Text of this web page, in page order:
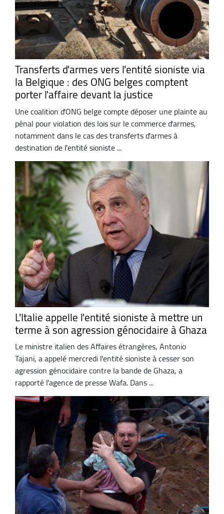
Transferts d'armes vers l'entité sioniste via
la Belgique : des ONG belges comptent
porter l'affaire devant la justice
Une coalition d'ONG belge compte déposer une plainte au
pénal pour violation des lois sur le commerce d'armes,
notamment dans le cas des transferts d'armes à
destination de l'entité sioniste ...
L'Italie appelle l'entité sioniste à mettre un
terme à son agression génocidaire à Ghaza
Le ministre italien des Affaires étrangères, Antonio
Tajani, a appelé mercredi l'entité sioniste à cesser son
agression génocidaire contre la bande de Ghaza, a
rapporté l'agence de presse Wafa. Dans ...